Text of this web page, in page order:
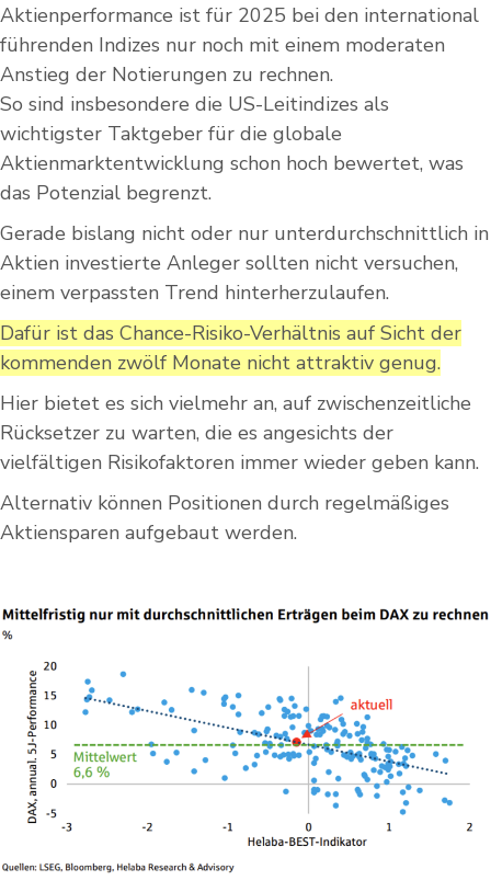
Aktienperformance ist für 2025 bei den international
führenden Indizes nur noch mit einem moderaten
Anstieg der Notierungen zu rechnen.
So sind insbesondere die US-Leitindizes als
wichtigster Taktgeber für die globale
Aktienmarktentwicklung schon hoch bewertet, was
das Potenzial begrenzt.
Gerade bislang nicht oder nur unterdurchschnittlich in
Aktien investierte Anleger sollten nicht versuchen,
einem verpassten Trend hinterherzulaufen.
Dafür ist das Chance-Risiko-Verhältnis auf Sicht der
kommenden zwölf Monate nicht attraktiv genug.
Hier bietet es sich vielmehr an, auf zwischenzeitliche
Rücksetzer zu warten, die es angesichts der
vielfältigen Risikofaktoren immer wieder geben kann.
Alternativ können Positionen durch regelmäßiges
Aktiensparen aufgebaut werden.